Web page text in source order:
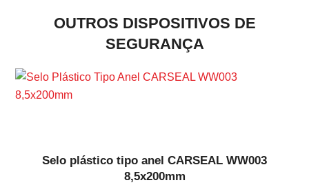
OUTROS DISPOSITIVOS DE
SEGURANÇA
Selo plástico tipo anel CARSEAL WW003
8,5x200mm